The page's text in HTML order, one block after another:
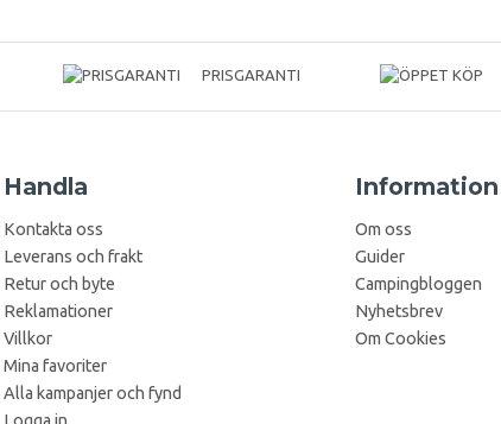
PRISGARANTI
Handla
Kontakta oss
Leverans och frakt
Retur och byte
Reklamationer
Villkor
Mina favoriter
Alla kampanjer och fynd
Logga in
Information
Om oss
Guider
Campingbloggen
Nyhetsbrev
Om Cookies